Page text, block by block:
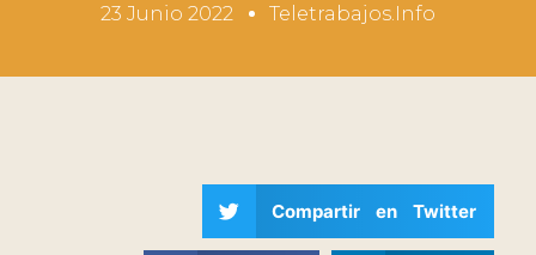
23 Junio 2022 Teletrabajos.info
Compartir en Twitter